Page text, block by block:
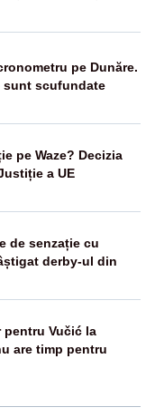
pe Dunăre.
sunt scufundate
pe Waze? Decizia
a UE
de senzație cu
derby-ul din
pentru Vučić la
are timp pentru